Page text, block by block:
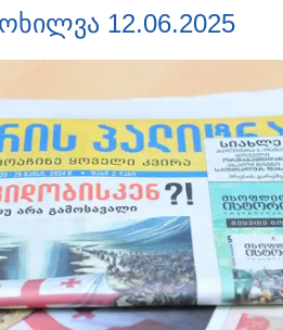
12.06.2025